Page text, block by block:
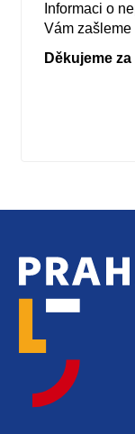
Informaci o
Vám
Děkujeme